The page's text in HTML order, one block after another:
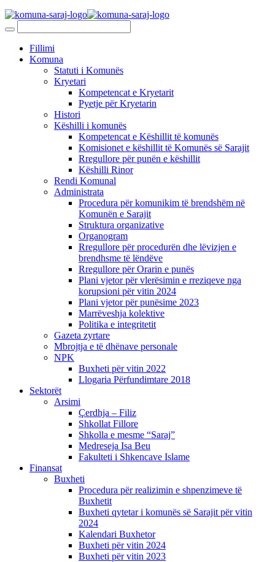
Fillimi
Komuna
Statuti i Komunës
Kryetari
Kompetencat e Kryetarit
Pyetje për Kryetarin
Histori
Këshilli i komunës
Kompetencat e Këshillit të komunës
Komisionet e këshillit të Komunës së Sarajit
Rregullore për punën e këshillit
Këshilli Rinor
Rendi Komunal
Administrata
Procedura për komunikim të brendshëm në
Komunën e Sarajit
Struktura organizative
Organogram
Rregullore për procedurën dhe lëvizjen e
brendhsme të lëndëve
Rregullore për Orarin e punës
Plani vjetor për vlerësimin e rreziqeve nga
korupsioni për vitin 2024
Plani vjetor për punësime 2023
Marrëveshja kolektive
Politika e integritetit
Gazeta zyrtare
Mbrojtja e të dhënave personale
NPK
Buxheti për vitin 2022
Llogaria Përfundimtare 2018
Sektorët
Arsimi
Çerdhja – Filiz
Shkollat Fillore
Shkolla e mesme “Saraj”
Medreseja Isa Beu
Fakulteti i Shkencave Islame
Finansat
Buxheti
Procedura për realizimin e shpenzimeve të
Buxhetit
Buxheti qytetar i komunës së Sarajit për vitin
2024
Kalendari Buxhetor
Buxheti për vitin 2024
Buxheti për vitin 2023